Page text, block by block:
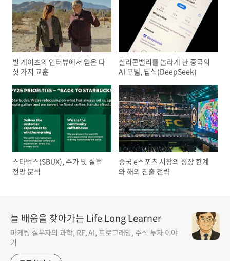
빌 게이츠의 인터뷰에서 얻은 다
섯 가지 교훈
실리콘밸리를 놀라게 한 중국의
AI 모델, 딥식(DeepSeek)
스타벅스(SBUX), 주가 및 실적
전망 분석
중국 e스포츠 시장의 성장 한계
와 해외 진출 전략
늘 배움을 찾아가는 Life Long Learner
마케팅 실무자의 과학, RF, AI, 프로그래밍, 주식 투자 이야
기